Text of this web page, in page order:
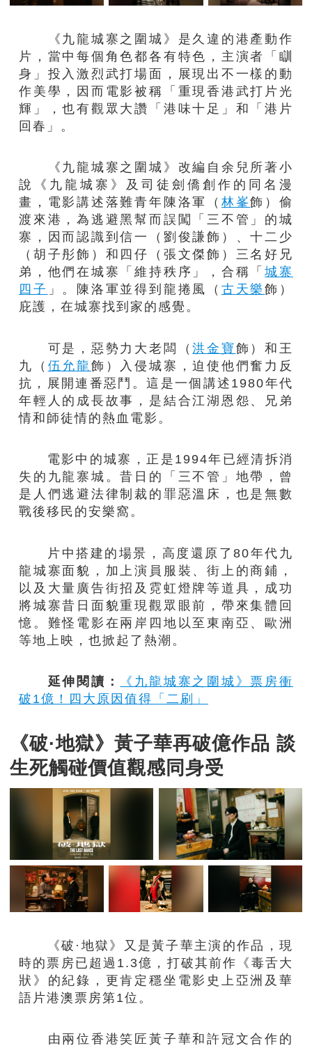
《九龍城寨之圍城》是久違的港產動作
片，當中每個角色都各有特色，主演者「瞓
身」投入激烈武打場面，展現出不一樣的動
作美學，因而電影被稱「重現香港武打片光
輝」，也有觀眾大讚「港味十足」和「港片
回春」。
《九龍城寨之圍城》改編自余兒所著小
說《九龍城寨》及司徒劍僑創作的同名漫
畫，電影講述落難青年陳洛軍（ 林峯飾）偷
渡來港，為逃避黑幫而誤闖「三不管」的城
寨，因而認識到信一（劉俊謙飾）、十二少
（胡子彤飾）和四仔（張文傑飾）三名好兄
弟，他們在城寨「維持秩序」，合稱「城寨
四子 」。陳洛軍並得到龍捲風（ 古天樂飾）
庇護，在城寨找到家的感覺。
可是，惡勢力大老闆（洪金寶飾）和王
九（ 伍允龍飾）入侵城寨，迫使他們奮力反
抗，展開連番惡鬥。這是一個講述1980年代
年輕人的成長故事，是結合江湖恩怨、兄弟
情和師徒情的熱血電影。
電影中的城寨，正是1994年已經清拆消
失的九龍寨城。昔日的「三不管」地帶，曾
是人們逃避法律制裁的罪惡溫床，也是無數
戰後移民的安樂窩。
片中搭建的場景，高度還原了80年代九
龍城寨面貌，加上演員服裝、街上的商鋪，
以及大量廣告街招及霓虹燈牌等道具，成功
將城寨昔日面貌重現觀眾眼前，帶來集體回
憶。難怪電影在兩岸四地以至東南亞、歐洲
等地上映，也掀起了熱潮。
延伸閱讀：
《九龍城寨之圍城》票房衝
破1億！四大原因值得「二刷」
《破·地獄》黃子華再破億作品 談
生死觸碰價值觀感同身受
《破·地獄》又是黃子華主演的作品，現
時的票房已超過1.3億，打破其前作《毒舌大
狀》的紀錄，更肯定穩坐電影史上亞洲及華
語片港澳票房第1位。
由兩位香港笑匠黃子華和許冠文合作的